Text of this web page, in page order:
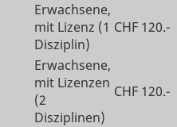
Erwachsene,
mit Lizenz (1
Disziplin)
CHF 120.-
Erwachsene,
mit Lizenzen
(2
Disziplinen)
CHF 120.-